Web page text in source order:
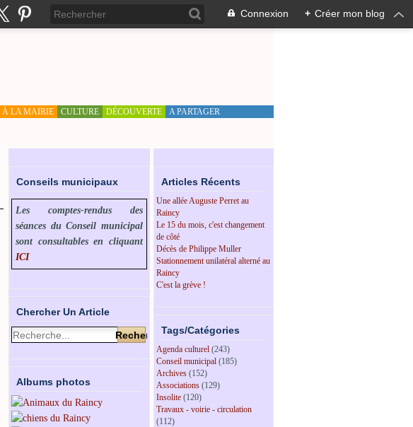
Connexion + Créer mon blog
À LA MAIRIE CULTURE DÉCOUVERTE A PARTAGER
Conseils municipaux
Les comptes-rendus des
séances du Conseil municipal
sont consultables en cliquant
ICI
Chercher Un Article
Albums photos
Articles Récents
Une allée Auguste Perret au
Raincy
Le 15 du mois, c'est changement
de côté
Décès de Philippe Muller
Stationnement unilatéral alterné au
Raincy
C'est la grève !
Tags/Catégories
Agenda culturel (243)
Conseil municipal (185)
Archives (152)
Associations (129)
Insolite (120)
Travaux - voirie - circulation
(112)